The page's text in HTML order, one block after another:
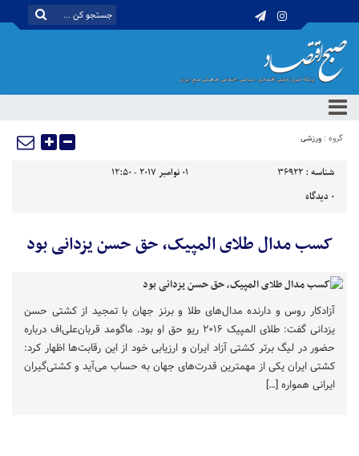
گروه : ورزشی
شناسه : 36922
01 نوامبر 2017 - 12:50
0 دیدگاه
کسب مدال طلای المپیک، حق حسن یزدانی بود
آزادکار روس و دارنده مدال‌های طلا و برنز جهان با تمجید از کشتی حسن
یزدانی گفت: طلای المپیک ۲۰۱۶ ریو حق او بود. ماگومد قربان‌علی‌اف درباره
حضور در لیگ برتر کشتی آزاد ایران و ارزیابی خود از این رقابت‌ها اظهار کرد:
کشتی ایران یکی از مهمترین قدرت‌های جهان به حساب می‌آید و کشتی‌گیران
ایرانی همواره […]